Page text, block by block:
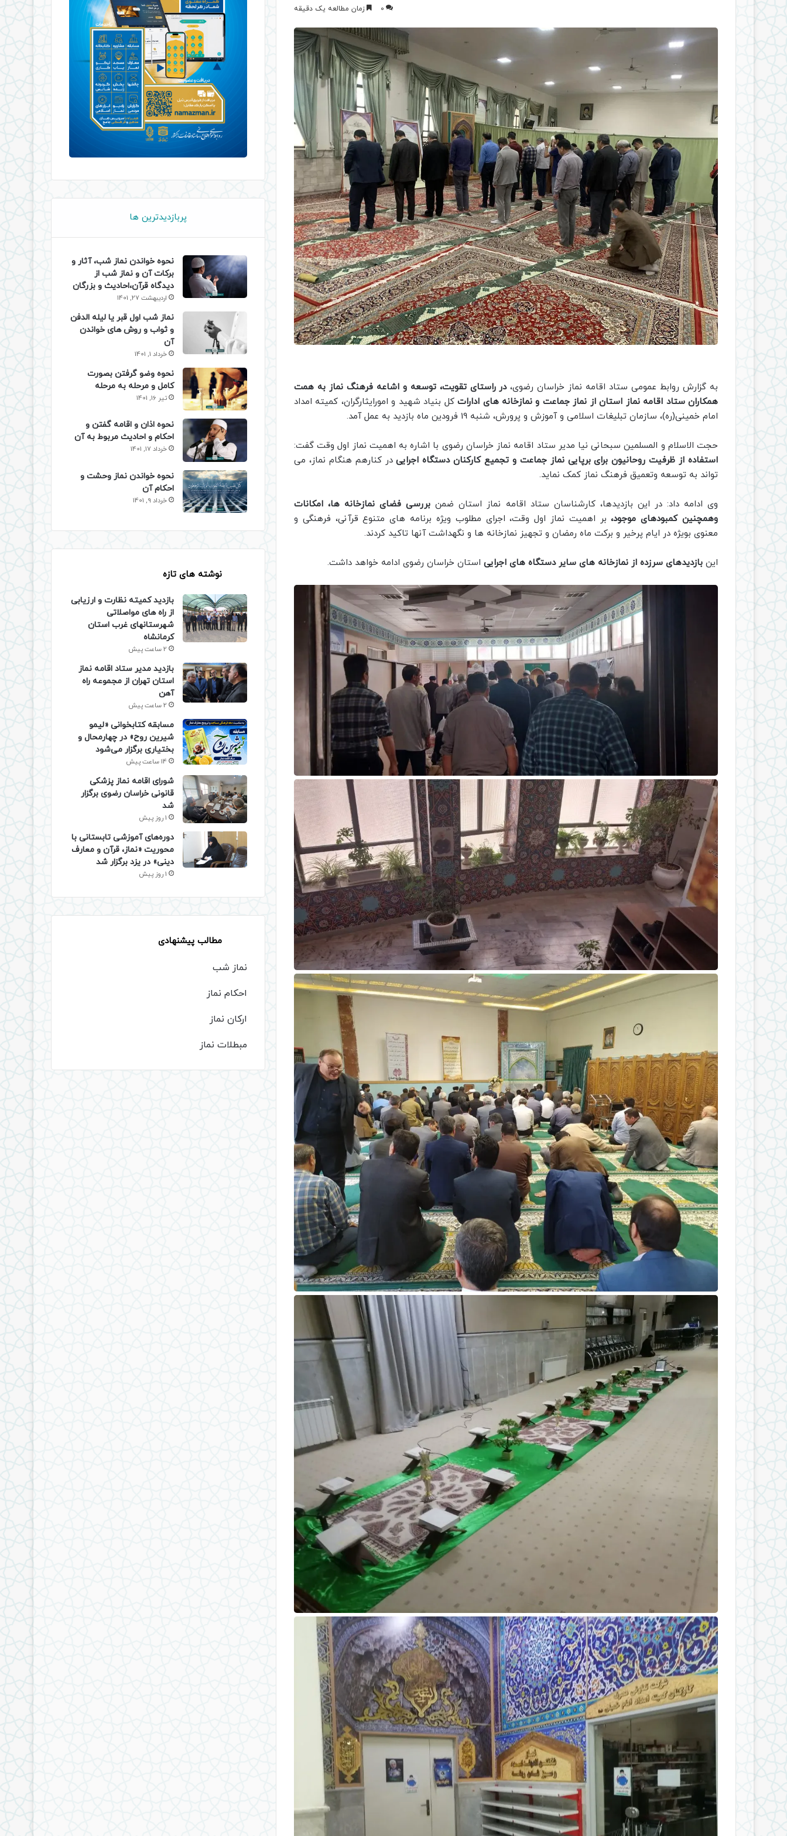
0 زمان مطالعه یک دقیقه
به گزارش روابط عمومی ستاد اقامه نماز خراسان رضوی،در راستای تقویت، توسعه و اشاعه فرهنگ نماز به همت
همکاران ستاد اقامه نماز استان از نماز جماعت و نمازخانه های اداراتکل بنیاد شهید و امورایثارگران، کمیته امداد
امام خمینی(ره)، سازمان تبلیغات اسلامی و آموزش و پرورش، شنبه 19 فرودین ماه بازدید به عمل آمد.
حجت الاسلام و المسلمین سبحانی نیا مدیر ستاد اقامه نماز خراسان رضوی با اشاره به اهمیت نماز اول وقت گفت:
استفاده از ظرفیت روحانیون برای برپایی نماز جماعت و تجمیع کارکنان دستگاه اجراییدر کنارهم هنگام نماز، می
تواند به توسعه وتعمیق فرهنگ نماز کمک نماید.
وی ادامه داد: در این بازدیدها، کارشناسان ستاد اقامه نماز استان ضمن بررسی فضای نمازخانه ها، امکانات
وهمچنین کمبودهای موجود،بر اهمیت نماز اول وقت، اجرای مطلوب ویژه برنامه های متنوع قرآنی، فرهنگی و
معنوی بویژه در ایام پرخیر و برکت ماه رمضان و تجهیز نمازخانه ها و نگهداشت آنها تاکید کردند.
این بازدیدهای سرزده از نمازخانه های سایر دستگاه های اجرایی استان خراسان رضوی ادامه خواهد داشت.
پربازدیدترین ها
نحوه خواندن نماز شب، آثار و
برکات آن و نماز شب از
دیدگاه قرآن،احادیث و بزرگان
اردیبهشت 27, 1401
نماز شب اول قبر یا لیله الدفن
و ثواب و روش های خواندن
آن
خرداد 1, 1401
نحوه وضو گرفتن بصورت
کامل و مرحله به مرحله
تیر 16, 1401
نحوه اذان و اقامه گفتن و
احکام و احادیث مربوط به آن
خرداد 17, 1401
نحوه خواندن نماز وحشت و
احکام آن
خرداد 9, 1401
نوشته های تازه
بازدید کمیته نظارت و ارزیابی
از راه های مواصلاتی
شهرستانهای غرب استان
کرمانشاه
2 ساعت پیش
بازدید مدیر ستاد اقامه نماز
استان تهران از مجموعه راه
آهن
2 ساعت پیش
مسابقه کتابخوانی «لیمو
شیرین روح» در چهارمحال و
بختیاری برگزار می‌شود
14 ساعت پیش
شورای اقامه نماز پزشکی
قانونی خراسان رضوی برگزار
شد
1 روز پیش
دوره‌های آموزشی تابستانی با
محوریت «نماز، قرآن و معارف
دینی» در یزد برگزار شد
1 روز پیش
مطالب پیشنهادی
نماز شب
احکام نماز
ارکان نماز
مبطلات نماز